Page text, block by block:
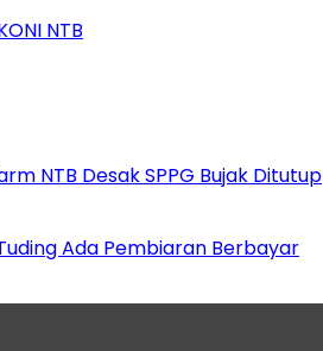
NTB
NTB Desak SPPG Bujak Ditutup
Ada Pembiaran Berbayar